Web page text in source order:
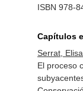
ISBN 978-
Capítulos
Serrat,
El proceso